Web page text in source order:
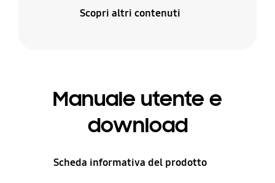
Scopri altri contenuti
Manuale utente e
download
Scheda informativa del prodotto